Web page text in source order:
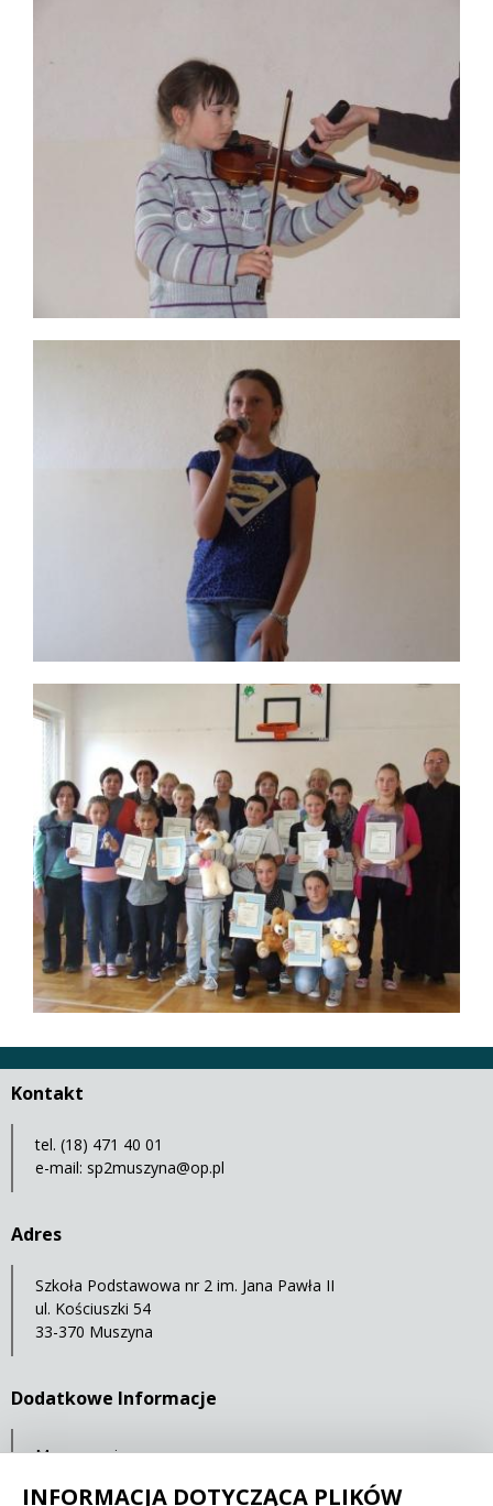
Kontakt
tel. (18) 471 40 01
e-mail: sp2muszyna@op.pl
Adres
Szkoła Podstawowa nr 2 im. Jana Pawła II
ul. Kościuszki 54
33-370 Muszyna
Dodatkowe Informacje
Mapa serwisu
Ochrona danych osobowych
INFORMACJA DOTYCZĄCA PLIKÓW